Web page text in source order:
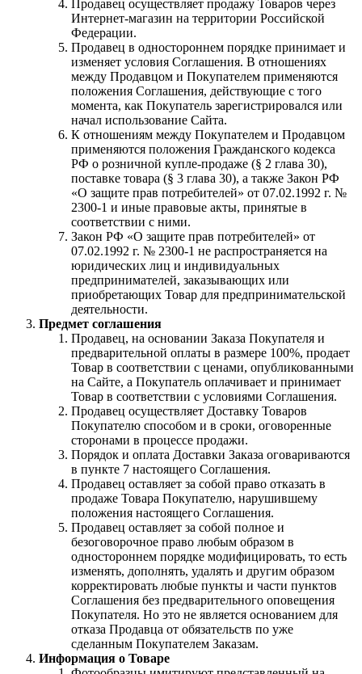
Продавец осуществляет продажу Товаров через
Интернет-магазин на территории Российской
Федерации.
Продавец в одностороннем порядке принимает и
изменяет условия Соглашения. В отношениях
между Продавцом и Покупателем применяются
положения Соглашения, действующие с того
момента, как Покупатель зарегистрировался или
начал использование Сайта.
К отношениям между Покупателем и Продавцом
применяются положения Гражданского кодекса
РФ о розничной купле-продаже (§ 2 глава 30),
поставке товара (§ 3 глава 30), а также Закон РФ
«О защите прав потребителей» от 07.02.1992 г. №
2300-1 и иные правовые акты, принятые в
соответствии с ними.
Закон РФ «О защите прав потребителей» от
07.02.1992 г. № 2300-1 не распространяется на
юридических лиц и индивидуальных
предпринимателей, заказывающих или
приобретающих Товар для предпринимательской
деятельности.
Предмет соглашения
Продавец, на основании Заказа Покупателя и
предварительной оплаты в размере 100%, продает
Товар в соответствии с ценами, опубликованными
на Сайте, а Покупатель оплачивает и принимает
Товар в соответствии с условиями Соглашения.
Продавец осуществляет Доставку Товаров
Покупателю способом и в сроки, оговоренные
сторонами в процессе продажи.
Порядок и оплата Доставки Заказа оговариваются
в пункте 7 настоящего Соглашения.
Продавец оставляет за собой право отказать в
продаже Товара Покупателю, нарушившему
положения настоящего Соглашения.
Продавец оставляет за собой полное и
безоговорочное право любым образом в
одностороннем порядке модифицировать, то есть
изменять, дополнять, удалять и другим образом
корректировать любые пункты и части пунктов
Соглашения без предварительного оповещения
Покупателя. Но это не является основанием для
отказа Продавца от обязательств по уже
сделанным Покупателем Заказам.
Информация о Товаре